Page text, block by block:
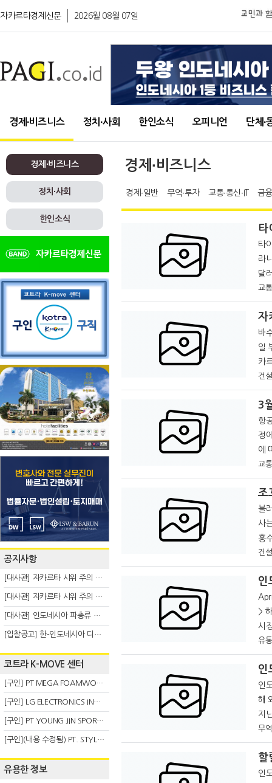
자카르타경제신문 2026월 08월 07일
경제∙비즈니스 정치∙사회 한인소식 오피니언 단체∙
경제∙비즈니스
정치∙사회
한인소식
공지사항
[대사관] 자카르타 시위 주의 안내(8.6)
[대사관] 자카르타 시위 주의 안내(8.3)
[대사관] 인도네시아 파충류 불법 반출 주의 (7.29)
[입찰공고] 한-인도네시아 디지털융복합 탈 전시회
코트라 K-MOVE 센터
[구인] PT MEGA FOAMWORKS INDONESIA
[구인] LG ELECTRONICS INDONESIA
[구인] PT YOUNG JIN SPORT INDONESIA
[구인](내용 수정됨) PT. STYLE KOREAN INDONESIA (스타일 코리안 인도네시아)
유용한 정보
경제∙비즈니스
경제∙일반 무역∙투자 교통∙통신∙IT 금
타
타
라
달러를 투
물
었
교
바수
일 부
카
위
건
3
항공
정에
에
은
교
조
불러
사
홍
건
인
> 하이퍼마트·인도마렛·라마야나 몰·MAP 등 대거 확장계획 인도네시아의 소매
시
품
유
인
인
해
지
때문이다. 지난주 인도네시
국
무
할
인